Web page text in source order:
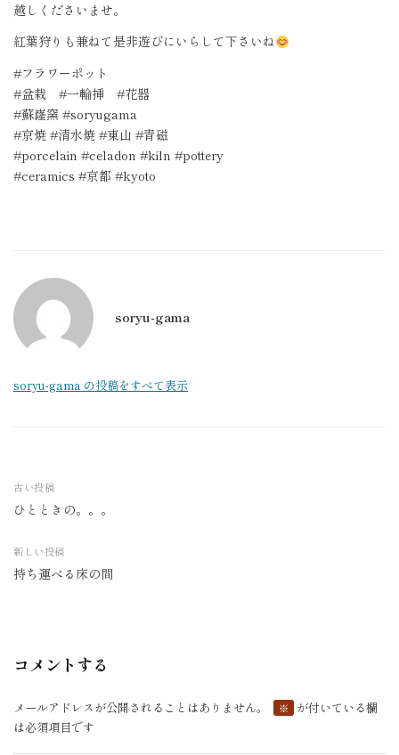
越しくださいませ。
紅葉狩りも兼ねて是非遊びにいらして下さいね
#フラワーポット
#盆栽 #一輪挿 #花器
#蘇嶐窯 #soryugama
#京焼 #清水焼 #東山 #青磁
#porcelain #celadon #kiln #pottery
#ceramics #京都 #kyoto
soryu-gama
soryu-gama の投稿をすべて表示
投
ナ
ビ
ョ
古い投稿
ひとときの。。。
新しい投稿
持ち運べる床の間
コメントする
メールアドレスが公開されることはありません。 ※
が付いている欄
は必須項目です